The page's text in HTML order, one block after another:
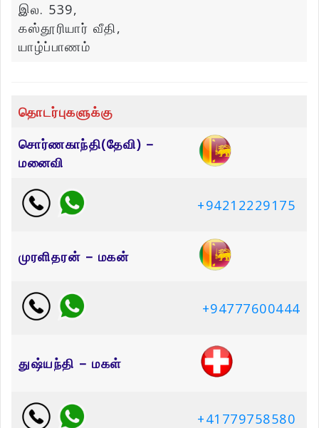
இல. 539,
கஸ்தூரியார் வீதி,
யாழ்ப்பாணம்
தொடர்புகளுக்கு
சொர்ணகாந்தி(தேவி) –
மனைவி
+94212229175
முரளிதரன் – மகன்
+94777600444
துஷ்யந்தி – மகள்
+41779758580